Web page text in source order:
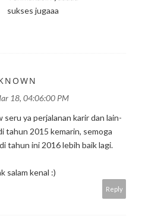
sukses jugaaa
18, 04:06:00 PM
seru ya perjalanan karir dan lain-
tahun 2015 kemarin, semoga
tahun ini 2016 lebih baik lagi.
salam kenal :)
Reply